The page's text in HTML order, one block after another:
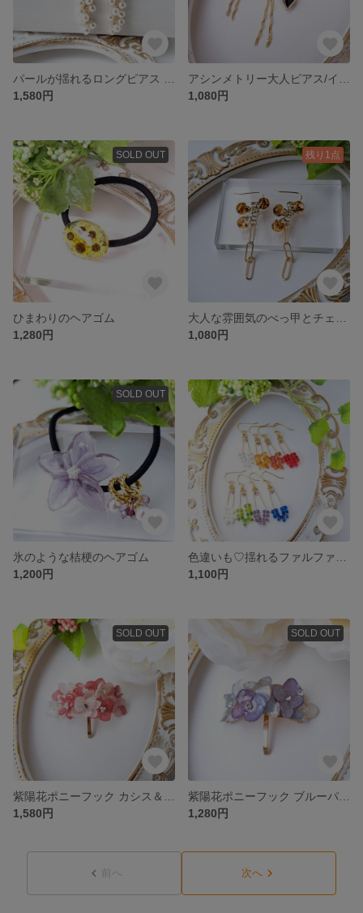
1,580円
1,080円
SOLD OUT
ひまわりのヘアゴム
1,280円
残り1点
1,080円
SOLD OUT
氷のような桔梗のヘアゴム
1,200円
1,100円
SOLD OUT
1,580円
SOLD OUT
1,280円
前へ 次へ